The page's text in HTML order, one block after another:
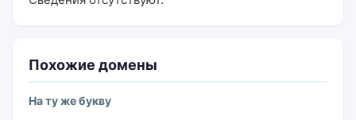
Похожие домены
На ту же букву